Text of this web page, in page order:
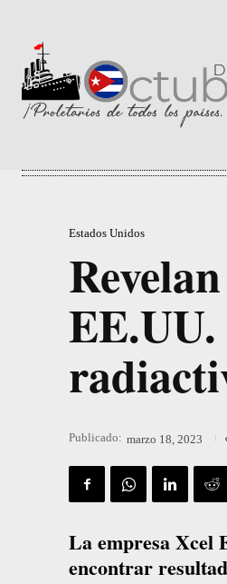
Estados Unidos
Publicado: marzo 18, 2023
La empresa Xcel
encontrar